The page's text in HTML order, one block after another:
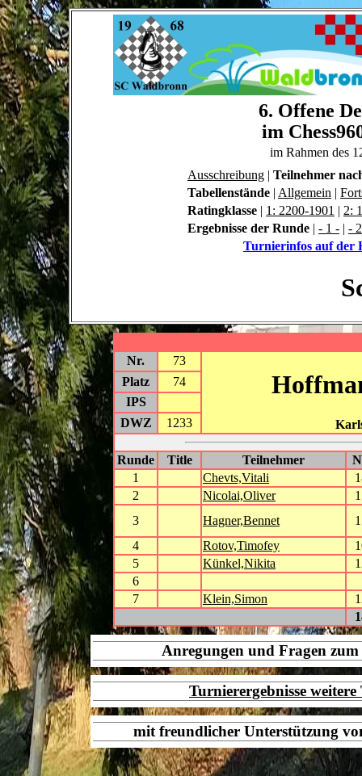
6. Offene
im
im Rahmen des
Ausschreibung | Teilnehmer
Tabellenstände | Allgemein |
Ratingklasse | 1: 2200-1901 | 2:
Ergebnisse der Runde | - 1 - | -
Turnierinfos auf der
Nr. 73
Platz
74
IPS
DWZ
1233
Runde Title Teilnehmer
1
Chevts,Vitali
2
Nicolai,Oliver
3
Hagner,Bennet
4
Rotov,Timofey
5
Künkel,Nikita
6
7
Klein,Simon
Anregungen und Fragen
Turnierergebnisse
mit freundlicher Unterstützung